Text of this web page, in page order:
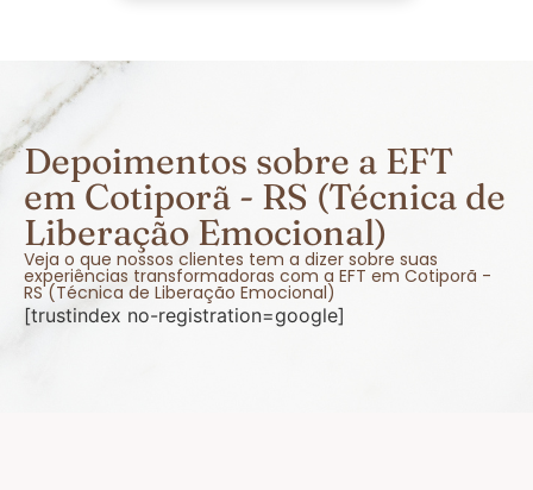
Depoimentos sobre a EFT
em Cotiporã - RS (Técnica de
Liberação Emocional)
Veja o que nossos clientes tem a dizer sobre suas
experiências transformadoras com a EFT em Cotiporã -
RS (Técnica de Liberação Emocional)
[trustindex no-registration=google]